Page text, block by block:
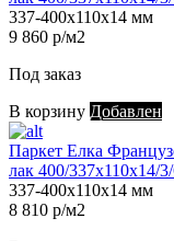
337-400х110х14 мм
9 860 р/м2
Под заказ
В корзину Добавлен
Паркет Елка
лак 400/337х110х14/
337-400х110х14 мм
8 810 р/м2